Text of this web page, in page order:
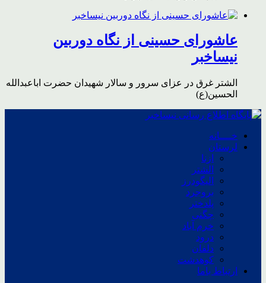
عاشورای حسینی از نگاه دوربین
نیساخبر
الشتر غرق در عزای سرور و سالار شهیدان حضرت اباعبدالله
الحسین(ع)
خــــانه
لرستان
ازنا
الشتر
الیگودرز
بروجرد
پلدختر
چگنی
خرم آباد
درود
دلفان
کوهدشت
ارتباط باما